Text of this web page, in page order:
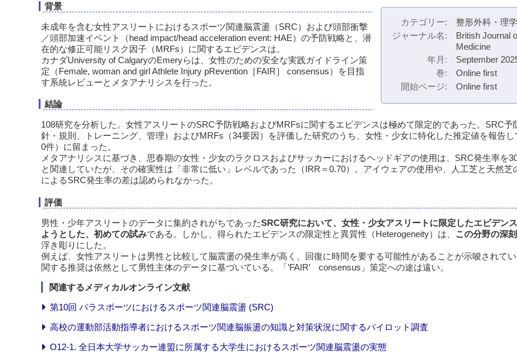
カテゴリー
整形外科・理
ジャーナル名
British Journal
Medicine
年月
September
巻
Online first
開始ページ
Online first
背景
未成年を含む女性アスリートにおけるスポーツ関連脳震盪（SRC）および頭部衝撃
／頭部加速イベント（head impact/head acceleration event: HAE）の予防戦略と、潜
在的な修正可能リスク因子（MRFs）に関するエビデンスは。
カナダUniversity of CalgaryのEmeryらは、女性のための安全な実践ガイドライン策
定（Female, woman and girl Athlete Injury pRevention［FAIR］ consensus）を目指
す系統レビューとメタアナリシスを行った。
結論
108研究を分析した。女性アスリートのSRC予防戦略およびMRFsに関するエビデンスは極めて限定的であった。SRC予
針・規則、トレーニング、管理）およびMRFs（34要因）を評価した研究のうち、女性・少女に特化した推定値を報告し
0件）に留まった。
メタアナリシスに基づき、思春期の女性・少女のラクロスおよびサッカーにおけるヘッドギアの使用は、SRC発生率を
と関連していたが、その確実性は「非常に低い」レベルであった（IRR＝0.70）。アイウェアの使用や、人工芝と天然芝
によるSRC発生率の差は認められなかった。
評価
男性・少年アスリートのデータに集約されがちであったSRC研究において、女性・少女アスリートに限定したエビデン
ようとした、初めての試みである。しかし、得られたエビデンスの限定性と異質性（Heterogeneity）は、 この分野の深
浮き彫りにした。
例えば、女性アスリートは男性と比較して脳震盪の発生率が高く、回復に時間を要する可能性があることが示唆されて
関する推奨は依然として男性主体のデータに基づいている。「’FAIR’ consensus」策定への途は遠い。
関連するメディカルオンライン文献
第10回 パラスポーツにおけるスポーツ関連脳震盪 (SRC)
高校の運動部活動指導者におけるスポーツ関連脳振盪の知識と対策状況に関するパイロット調査
O12-1. 全日本大学サッカー連盟に所属する大学生におけるスポーツ関連脳震盪の実態